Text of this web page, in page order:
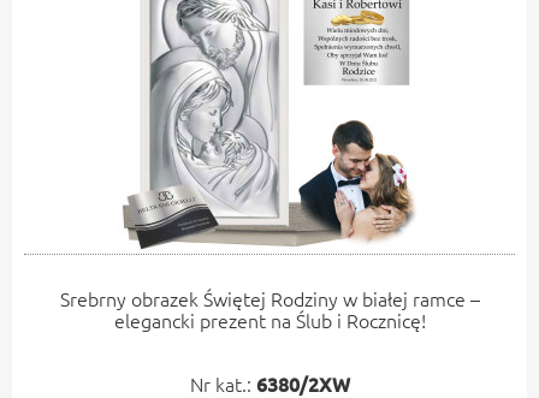
Srebrny obrazek Świętej Rodziny w białej ramce –
elegancki prezent na Ślub i Rocznicę!
Nr kat.: 6380/2XW